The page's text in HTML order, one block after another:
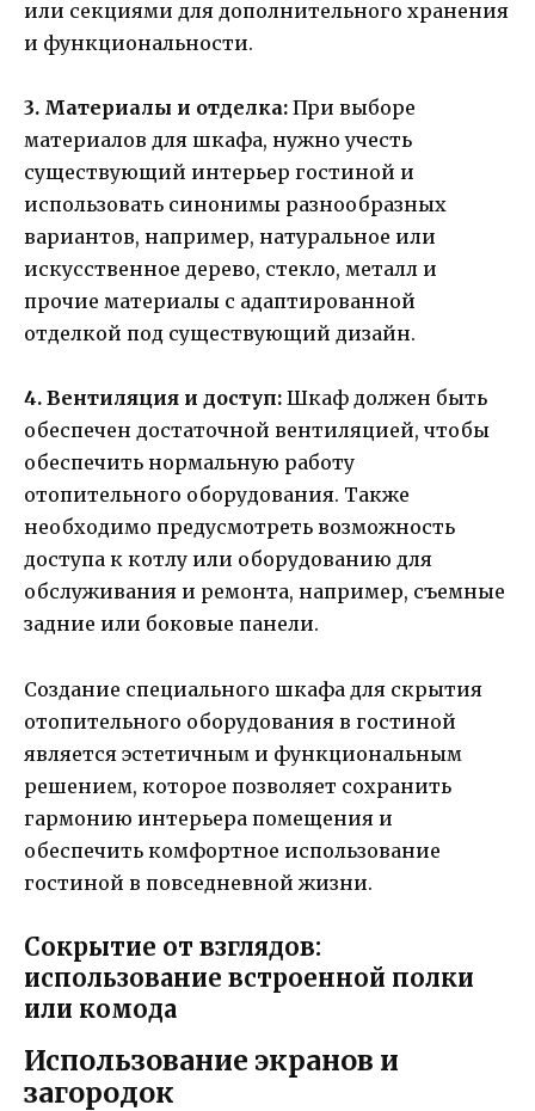
или секциями для дополнительного хранения
и функциональности.
3. Материалы и отделка: При выборе
материалов для шкафа, нужно учесть
существующий интерьер гостиной и
использовать синонимы разнообразных
вариантов, например, натуральное или
искусственное дерево, стекло, металл и
прочие материалы с адаптированной
отделкой под существующий дизайн.
4. Вентиляция и доступ: Шкаф должен быть
обеспечен достаточной вентиляцией, чтобы
обеспечить нормальную работу
отопительного оборудования. Также
необходимо предусмотреть возможность
доступа к котлу или оборудованию для
обслуживания и ремонта, например, съемные
задние или боковые панели.
Создание специального шкафа для скрытия
отопительного оборудования в гостиной
является эстетичным и функциональным
решением, которое позволяет сохранить
гармонию интерьера помещения и
обеспечить комфортное использование
гостиной в повседневной жизни.
Сокрытие от взглядов:
использование встроенной полки
или комода
Использование экранов и
загородок